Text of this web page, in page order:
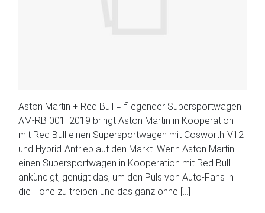
Aston Martin + Red Bull = fliegender Supersportwagen
AM-RB 001: 2019 bringt Aston Martin in Kooperation
mit Red Bull einen Supersportwagen mit Cosworth-V12
und Hybrid-Antrieb auf den Markt. Wenn Aston Martin
einen Supersportwagen in Kooperation mit Red Bull
ankündigt, genügt das, um den Puls von Auto-Fans in
die Höhe zu treiben und das ganz ohne […]